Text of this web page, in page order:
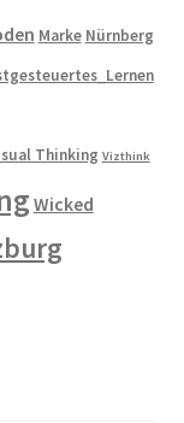
Marke Nürnberg
Thinking Vizthink
Wicked